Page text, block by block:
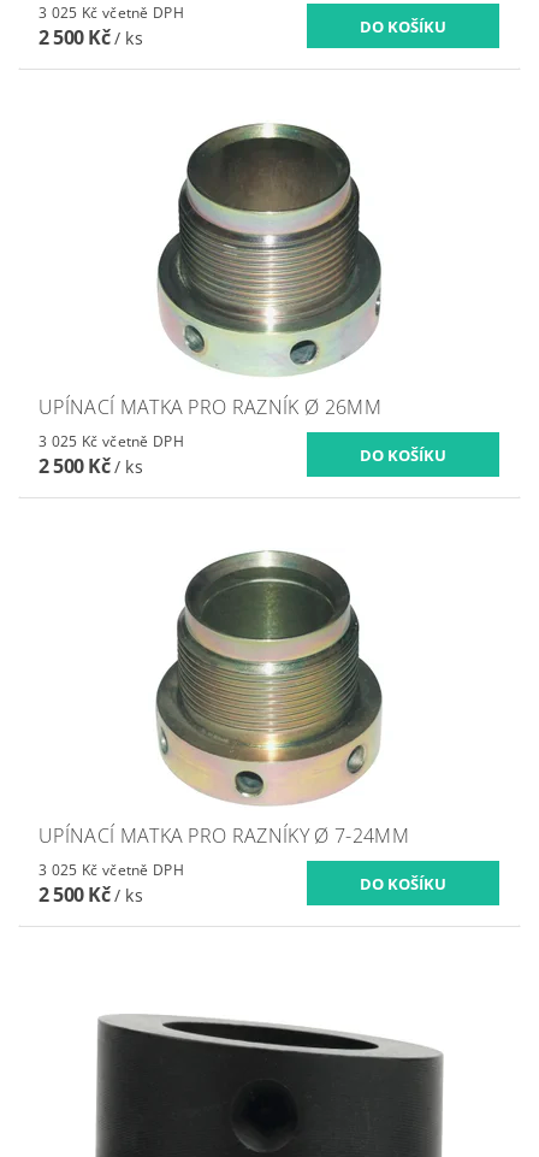
3 025 Kč včetně DPH
2 500 Kč/ ks
UPÍNACÍ MATKA PRO RAZNÍK Ø 26MM
3 025 Kč včetně DPH
2 500 Kč/ ks
UPÍNACÍ MATKA PRO RAZNÍKY Ø 7-24MM
3 025 Kč včetně DPH
2 500 Kč/ ks